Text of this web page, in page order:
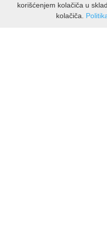
korišćenjem kolačiča u
kolačiča.